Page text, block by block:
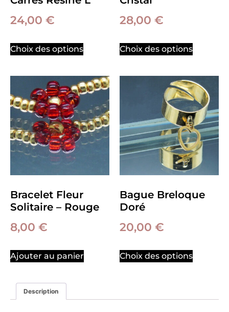
Description
24,00 €
Choix des options
28,00 €
Choix des options
Bracelet Fleur
Solitaire – Rouge
8,00 €
Ajouter au panier
Bague Breloque
Doré
20,00 €
Choix des options